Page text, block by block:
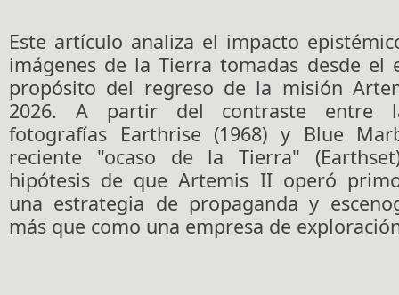
Este artículo analiza el impacto
imágenes de la Tierra tomadas desde el
propósito del regreso de la misión
2026. A partir del contraste entre
fotografías Earthrise (1968) y Blue
reciente "ocaso de la Tierra"
hipótesis de que Artemis II operó
una estrategia de propaganda y
más que como una empresa de